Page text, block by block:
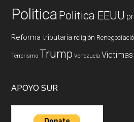
PoliticaPolitica EEUU
Reforma tributaria religión
Terrorismo Trump Venezuela Victimas
APOYO SUR